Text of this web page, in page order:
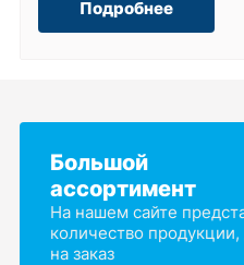
Подробнее
Большой
ассортимент
На нашем сайте
количество
на заказ